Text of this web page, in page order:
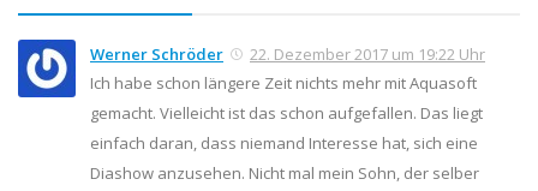
Werner Schröder
22. Dezember 2017 um 19:22 Uhr
Ich habe schon längere Zeit nichts mehr mit Aquasoft
gemacht. Vielleicht ist das schon aufgefallen. Das liegt
einfach daran, dass niemand Interesse hat, sich eine
Diashow anzusehen. Nicht mal mein Sohn, der selber